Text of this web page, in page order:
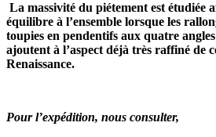
La massivité du piétement est étudiée
équilibre à l’ensemble lorsque les
toupies en pendentifs aux quatre
ajoutent à l’aspect déjà très raffiné de
Renaissance.
Pour l’expédition, nous consulter,